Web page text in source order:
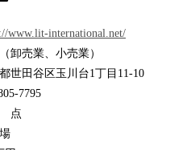
www.lit-international.net/
卸売業、小売業）
世田谷区玉川台1丁目11-10
7795
点